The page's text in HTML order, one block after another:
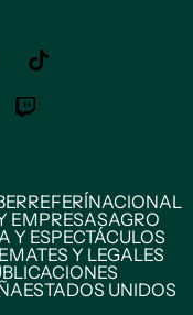
REFERÍNACIONAL
EMPRESASAGRO
Y ESPECTÁCULOS
Y LEGALES
ESTADOS UNIDOS